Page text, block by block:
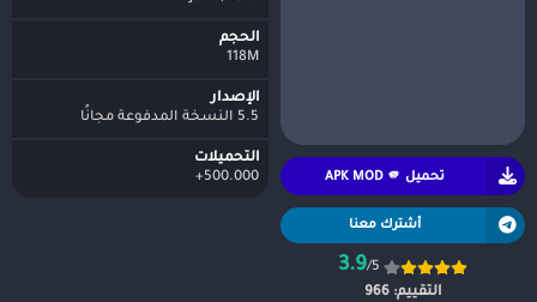
تحميل APK MOD 🫵
أشترك معنا
3.9/5
التقييم: 966
الحجم
118M
الإصدار
5.5 النسخة المدفوعة مجانًا
التحميلات
500.000+